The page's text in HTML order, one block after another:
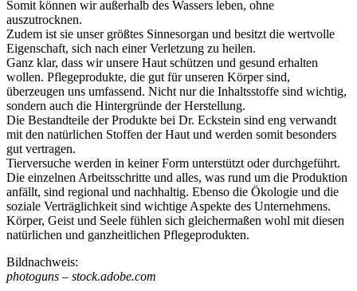
Somit können wir außerhalb des Wassers leben, ohne
auszutrocknen.
Zudem ist sie unser größtes Sinnesorgan und besitzt die wertvolle
Eigenschaft, sich nach einer Verletzung zu heilen.
Ganz klar, dass wir unsere Haut schützen und gesund erhalten
wollen. Pflegeprodukte, die gut für unseren Körper sind,
überzeugen uns umfassend. Nicht nur die Inhaltsstoffe sind wichtig,
sondern auch die Hintergründe der Herstellung.
Die Bestandteile der Produkte bei Dr. Eckstein sind eng verwandt
mit den natürlichen Stoffen der Haut und werden somit besonders
gut vertragen.
Tierversuche werden in keiner Form unterstützt oder durchgeführt.
Die einzelnen Arbeitsschritte und alles, was rund um die Produktion
anfällt, sind regional und nachhaltig. Ebenso die Ökologie und die
soziale Verträglichkeit sind wichtige Aspekte des Unternehmens.
Körper, Geist und Seele fühlen sich gleichermaßen wohl mit diesen
natürlichen und ganzheitlichen Pflegeprodukten.
Bildnachweis:
photoguns – stock.adobe.com